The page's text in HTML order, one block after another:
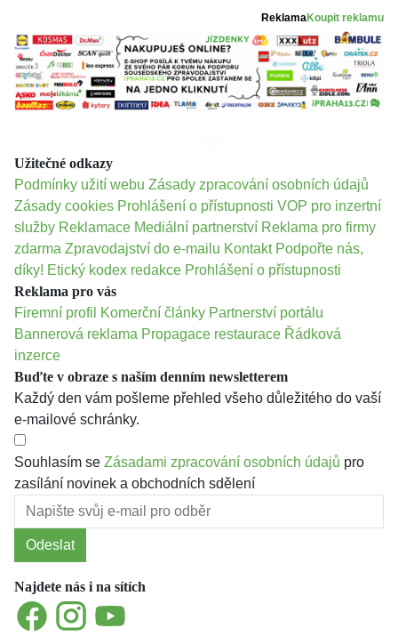
ReklamaKoupit reklamu
Užitečné odkazy
Podmínky užití webu Zásady zpracování osobních údajů
Zásady cookies Prohlášení o přístupnosti VOP pro inzertní
služby Reklamace Mediální partnerství Reklama pro firmy
zdarma Zpravodajství do e-mailu Kontakt Podpořte nás,
díky! Etický kodex redakce Prohlášení o přístupnosti
Reklama pro vás
Firemní profil
Komerční články Partnerství portálu
Bannerová reklama Propagace restaurace Řádková
inzerce
Buďte v obraze s naším denním newsletterem
Každý den vám pošleme přehled všeho důležitého do vaší
e-mailové schránky.
Souhlasím se Zásadami zpracování osobních údajů pro
zasílání novinek a obchodních sdělení
Odeslat
Najdete nás i na sítích
FacebookInstagramYouTube